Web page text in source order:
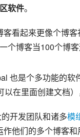
软件。
看起来更像个博客
个博客当100个博
也是个多功能的
以在里面创建文档
开发团队和诸多模
他们的多个博客